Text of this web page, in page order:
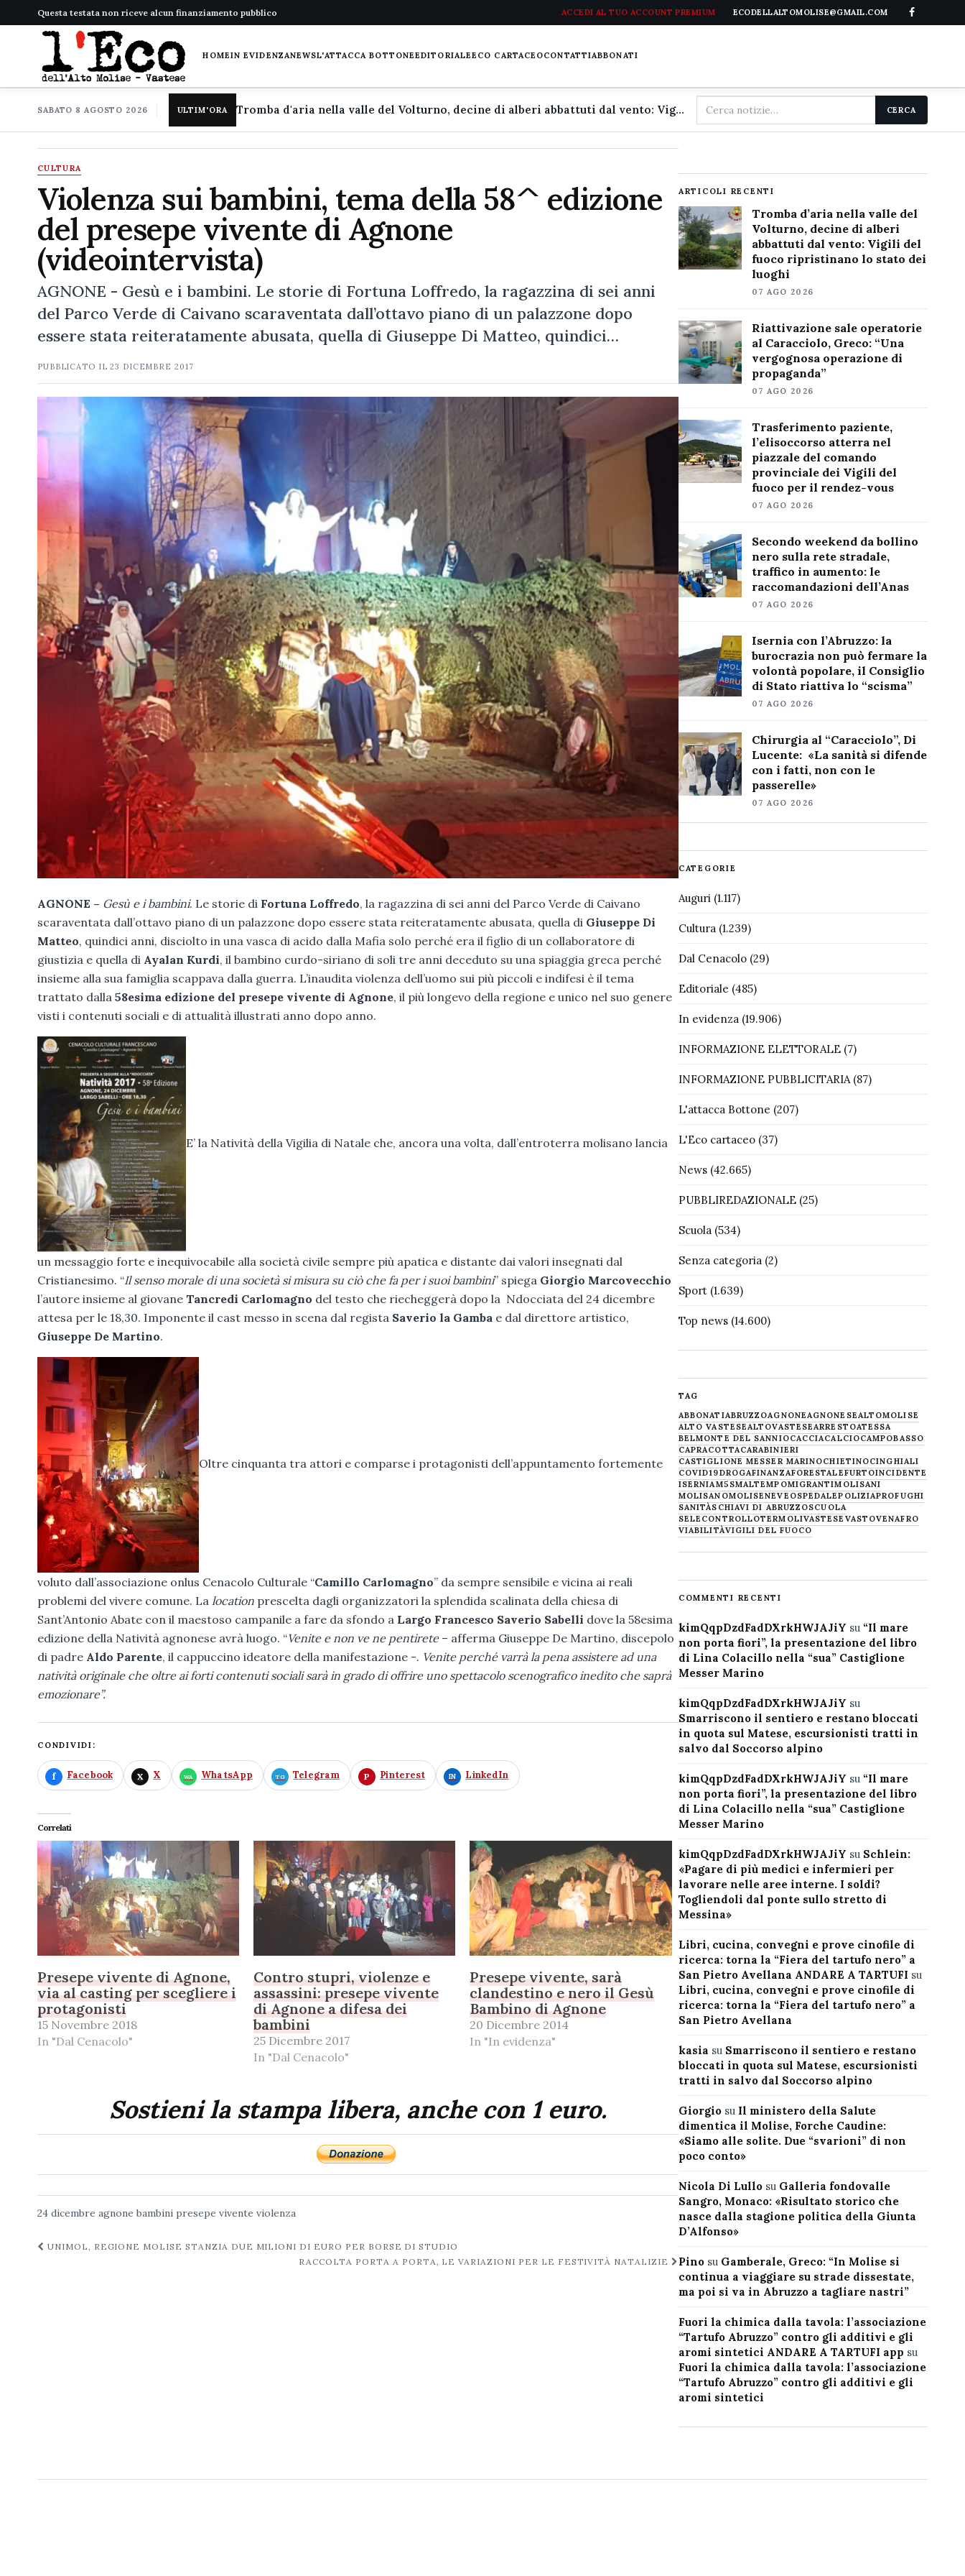
Questa testata non riceve alcun finanziamento pubblico ACCEDI AL TUO ACCOUNT PREMIUM ECODELLALTOMOLISE@GMAIL.COM
HOMEIN EVIDENZANEWSL'ATTACCA BOTTONEEDITORIALEECO CARTACEOCONTATTIABBONATI
SABATO 8 AGOSTO 2026 ULTIM'ORA Tromba d'aria nella valle del Volturno, decine di alberi abbattuti dal vento: Vigili del fuoco ripristinano lo stato dei luoghi
Cerca
nel
CERCA
CULTURA
Violenza sui bambini, tema della 58^ edizione
del presepe vivente di Agnone
(videointervista)
AGNONE - Gesù e i bambini. Le storie di Fortuna Loffredo, la ragazzina di sei anni
del Parco Verde di Caivano scaraventata dall’ottavo piano di un palazzone dopo
essere stata reiteratamente abusata, quella di Giuseppe Di Matteo, quindici…
PUBBLICATO IL23 DICEMBRE 2017
AGNONE – Gesù e i bambini. Le storie di Fortuna Loffredo, la ragazzina di sei anni del Parco Verde di Caivano
scaraventata dall’ottavo piano di un palazzone dopo essere stata reiteratamente abusata, quella di Giuseppe Di
Matteo, quindici anni, disciolto in una vasca di acido dalla Mafia solo perché era il figlio di un collaboratore di
giustizia e quella di Ayalan Kurdi, il bambino curdo-siriano di soli tre anni deceduto su una spiaggia greca perché
insieme alla sua famiglia scappava dalla guerra. L’inaudita violenza dell’uomo sui più piccoli e indifesi è il tema
trattato dalla 58esima edizione del presepe vivente di Agnone, il più longevo della regione e unico nel suo genere
visti i contenuti sociali e di attualità illustrati anno dopo anno.
E’ la Natività della Vigilia di Natale che, ancora una volta, dall’entroterra molisano lancia
un messaggio forte e inequivocabile alla società civile sempre più apatica e distante dai valori insegnati dal
Cristianesimo. “Il senso morale di una società si misura su ciò che fa per i suoi bambini” spiega Giorgio Marcovecchio
l’autore insieme al giovane Tancredi Carlomagno del testo che riecheggerà dopo la Ndocciata del 24 dicembre
attesa per le 18,30. Imponente il cast messo in scena dal regista Saverio la Gamba e dal direttore artistico,
Giuseppe De Martino.
Oltre cinquanta tra attori e comparse i protagonisti dell’appuntamento fortemente
voluto dall’associazione onlus Cenacolo Culturale “Camillo Carlomagno” da sempre sensibile e vicina ai reali
problemi del vivere comune. La location prescelta dagli organizzatori la splendida scalinata della chiesa di
Sant’Antonio Abate con il maestoso campanile a fare da sfondo a Largo Francesco Saverio Sabelli dove la 58esima
edizione della Natività agnonese avrà luogo. “Venite e non ve ne pentirete– afferma Giuseppe De Martino, discepolo
di padre Aldo Parente, il cappuccino ideatore della manifestazione -. Venite perché varrà la pena assistere ad una
natività originale che oltre ai forti contenuti sociali sarà in grado di offrire uno spettacolo scenografico inedito che saprà
emozionare”.
CONDIVIDI:
Facebook X WhatsApp Telegram Pinterest LinkedIn
Correlati
Presepe vivente di Agnone,
via al casting per scegliere i
protagonisti
15 Novembre 2018
In "Dal Cenacolo"
Contro stupri, violenze e
assassini: presepe vivente
di Agnone a difesa dei
bambini
25 Dicembre 2017
In "Dal Cenacolo"
Presepe vivente, sarà
clandestino e nero il Gesù
Bambino di Agnone
20 Dicembre 2014
In "In evidenza"
Sostieni la stampa libera, anche con 1 euro.
24 dicembre agnone bambini presepe vivente violenza
Navigazione
UNIMOL, REGIONE MOLISE STANZIA DUE MILIONI DI EURO PER BORSE DI STUDIO
RACCOLTA PORTA A PORTA, LE VARIAZIONI PER LE FESTIVITÀ NATALIZIE
ARTICOLI RECENTI
Tromba d’aria nella valle del
Volturno, decine di alberi
abbattuti dal vento: Vigili del
fuoco ripristinano lo stato dei
luoghi
07 AGO 2026
Riattivazione sale operatorie
al Caracciolo, Greco: “Una
vergognosa operazione di
propaganda”
07 AGO 2026
Trasferimento paziente,
l’elisoccorso atterra nel
piazzale del comando
provinciale dei Vigili del
fuoco per il rendez-vous
07 AGO 2026
Secondo weekend da bollino
nero sulla rete stradale,
traffico in aumento: le
raccomandazioni dell’Anas
07 AGO 2026
Isernia con l’Abruzzo: la
burocrazia non può fermare la
volontà popolare, il Consiglio
di Stato riattiva lo “scisma”
07 AGO 2026
Chirurgia al “Caracciolo”, Di
Lucente: «La sanità si difende
con i fatti, non con le
passerelle»
07 AGO 2026
CATEGORIE
Auguri(1.117)
Cultura(1.239)
Dal Cenacolo(29)
Editoriale (485)
In evidenza(19.906)
INFORMAZIONE ELETTORALE(7)
INFORMAZIONE PUBBLICITARIA(87)
L'attacca Bottone (207)
L'Eco cartaceo(37)
News(42.665)
PUBBLIREDAZIONALE(25)
Scuola(534)
Senza categoria(2)
Sport(1.639)
Top news(14.600)
TAG
ABBONATIABRUZZOAGNONEAGNONESEALTOMOLISE
ALTO VASTESEALTOVASTESEARRESTOATESSA
BELMONTE DEL SANNIOCACCIACALCIOCAMPOBASSO
CAPRACOTTACARABINIERI
CASTIGLIONE MESSER MARINOCHIETINOCINGHIALI
COVID19DROGAFINANZAFORESTALEFURTOINCIDENTE
ISERNIAM5SMALTEMPOMIGRANTIMOLISANI
MOLISANOMOLISENEVE OSPEDALEPOLIZIAPROFUGHI
SANITÀSCHIAVI DI ABRUZZOSCUOLA
SELECONTROLLOTERMOLIVASTESE VASTOVENAFRO
VIABILITÀVIGILI DEL FUOCO
COMMENTI RECENTI
kimQqpDzdFadDXrkHWJAJiY su “Il mare
non porta fiori”, la presentazione del libro
di Lina Colacillo nella “sua” Castiglione
Messer Marino
kimQqpDzdFadDXrkHWJAJiY su
Smarriscono il sentiero e restano bloccati
in quota sul Matese, escursionisti tratti in
salvo dal Soccorso alpino
kimQqpDzdFadDXrkHWJAJiY su “Il mare
non porta fiori”, la presentazione del libro
di Lina Colacillo nella “sua” Castiglione
Messer Marino
kimQqpDzdFadDXrkHWJAJiY su Schlein:
«Pagare di più medici e infermieri per
lavorare nelle aree interne. I soldi?
Togliendoli dal ponte sullo stretto di
Messina»
Libri, cucina, convegni e prove cinofile di
ricerca: torna la “Fiera del tartufo nero” a
San Pietro Avellana ANDARE A TARTUFI su
Libri, cucina, convegni e prove cinofile di
ricerca: torna la “Fiera del tartufo nero” a
San Pietro Avellana
kasia su Smarriscono il sentiero e restano
bloccati in quota sul Matese, escursionisti
tratti in salvo dal Soccorso alpino
Giorgiosu Il ministero della Salute
dimentica il Molise, Forche Caudine:
«Siamo alle solite. Due “svarioni” di non
poco conto»
Nicola Di Lullosu Galleria fondovalle
Sangro, Monaco: «Risultato storico che
nasce dalla stagione politica della Giunta
D’Alfonso»
Pinosu Gamberale, Greco: “In Molise si
continua a viaggiare su strade dissestate,
ma poi si va in Abruzzo a tagliare nastri”
Fuori la chimica dalla tavola: l’associazione
“Tartufo Abruzzo” contro gli additivi e gli
aromi sintetici ANDARE A TARTUFI app su
Fuori la chimica dalla tavola: l’associazione
“Tartufo Abruzzo” contro gli additivi e gli
aromi sintetici